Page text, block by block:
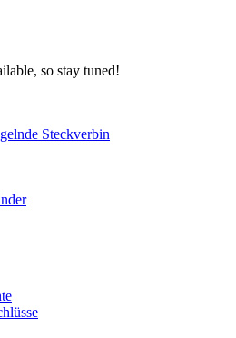
so stay tuned!
Steckverbin